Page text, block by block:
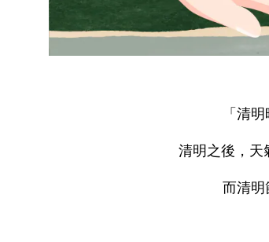
「清
清明之後，天
而清明